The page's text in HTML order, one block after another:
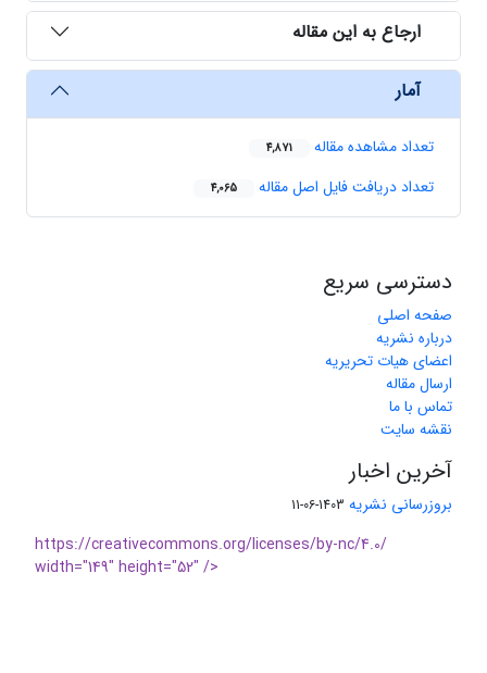
ارجاع به این مقاله
آمار
تعداد مشاهده مقاله 4,871
تعداد دریافت فایل اصل مقاله 4,065
دسترسی سریع
صفحه اصلی
درباره نشریه
اعضای هیات تحریریه
ارسال مقاله
تماس با ما
نقشه سایت
آخرین اخبار
بروزرسانی نشریه 1403-06-11
https://creativecommons.org/licenses/by-nc/4.0/
width="149" height="52" />